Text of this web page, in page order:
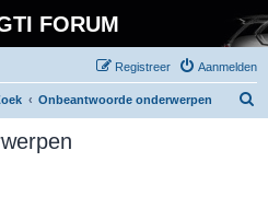
FORUM
Aanmelden
Registreer
Onbeantwoorde onderwerpen